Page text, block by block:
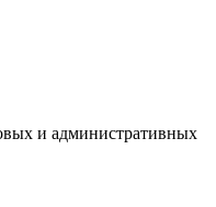
и административных